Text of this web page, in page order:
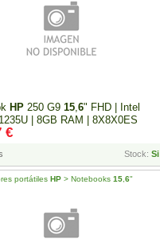
HP 250 G915,6" FHD | Intel
| 8GB RAM | 8X8X0ES
Stock:Si
€
portátilesHP > Notebooks15 ,6"